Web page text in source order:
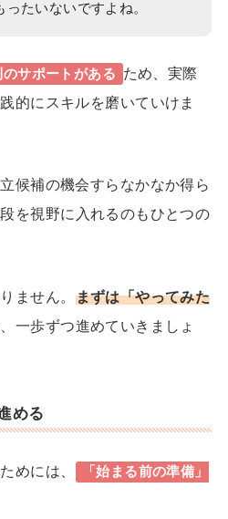
ったいないですよね。
サポート がある
ため、実際
的にスキルを磨いていけま
候補の機会すらなかなか得ら
を視野に入れるのもひとつの
ません。 まずは「やってみた
一歩ずつ進めていきましょ
める
めには、
「始まる前の準備」